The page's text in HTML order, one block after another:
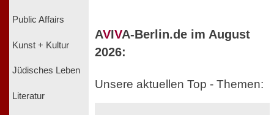
Public Affairs
Kunst + Kultur
Jüdisches Leben
Literatur
AVIVA-Berlin.de im August
2026:
Unsere aktuellen Top - Themen: